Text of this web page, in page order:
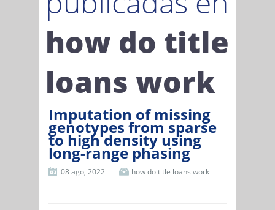
how do title
loans work
Imputation of missing
genotypes from sparse
to high density using
long-range phasing
08 ago, 2022 how do title loans work